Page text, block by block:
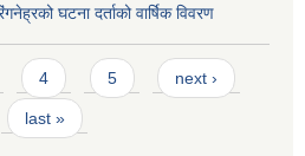
घटना दर्ताको वार्षिक विवरण
4 5 next ›
last »